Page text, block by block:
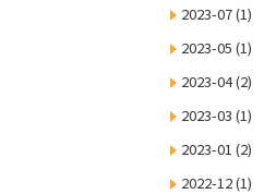
2023-07(1)
2023-05 (1)
2023-04(2)
2023-03 (1)
2023-01 (2)
2022-12(1)